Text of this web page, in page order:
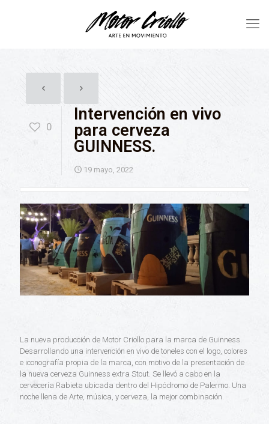
0
Intervención en vivo
para cerveza
GUINNESS.
19 mayo, 2022
La nueva producción de Motor Criollo para la marca de Guinness.
Desarrollando una intervención en vivo de toneles con el logo, colores
e iconografía propia de la marca, con motivo de la presentación de
la nueva cerveza Guinness extra Stout. Se llevó a cabo en la
cervecería Rabieta ubicada dentro del Hipódromo de Palermo. Una
noche llena de Arte, música, y cerveza, la mejor combinación.